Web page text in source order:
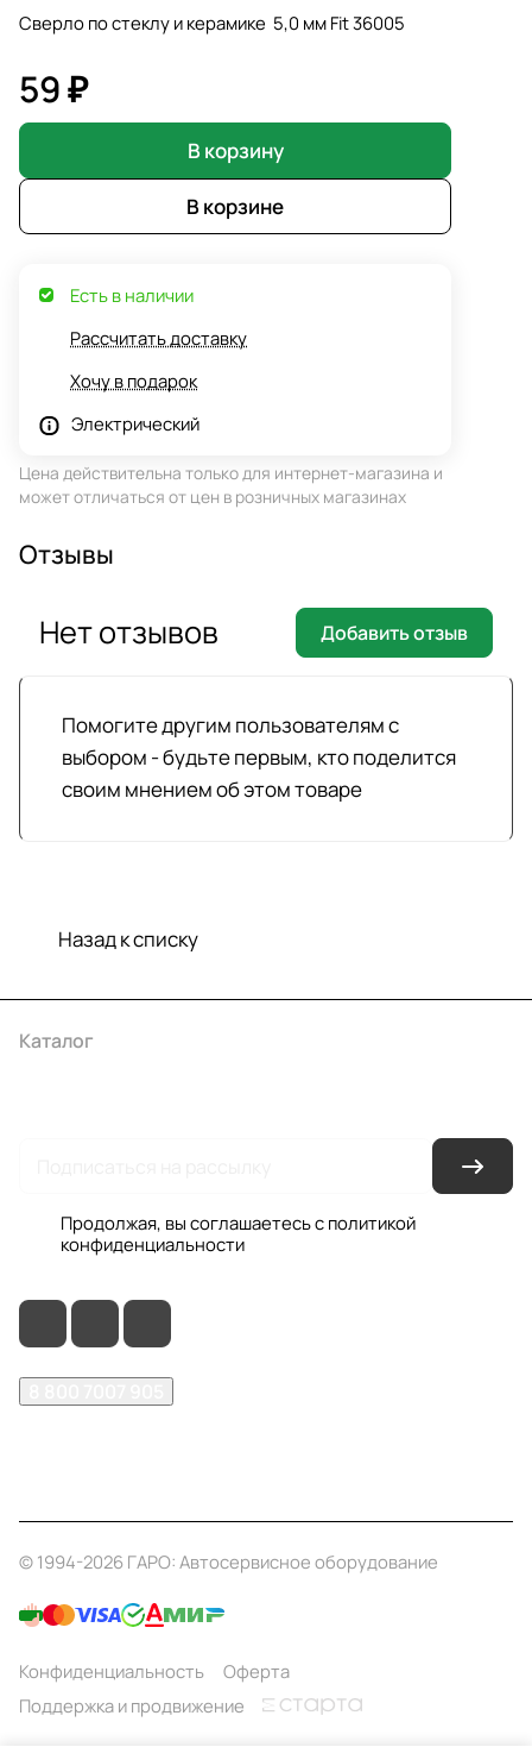
Сверло по стеклу и керамике 5,0 мм Fit 36005
59 ₽
В корзину
В корзине
Есть в наличии
Рассчитать доставку
Хочу в подарок
Электрический
Цена действительна только для интернет-магазина и
может отличаться от цен в розничных магазинах
Отзывы
Помогите другим пользователям с
выбором - будьте первым, кто поделится
своим мнением об этом товаре
Нет отзывов Добавить отзыв
Назад к списку
Каталог
Продолжая, вы соглашаетесь с политикой
конфиденциальности
© 1994-2026 ГАРО: Автосервисное оборудование
Конфиденциальность
Оферта
Поддержка и продвижение